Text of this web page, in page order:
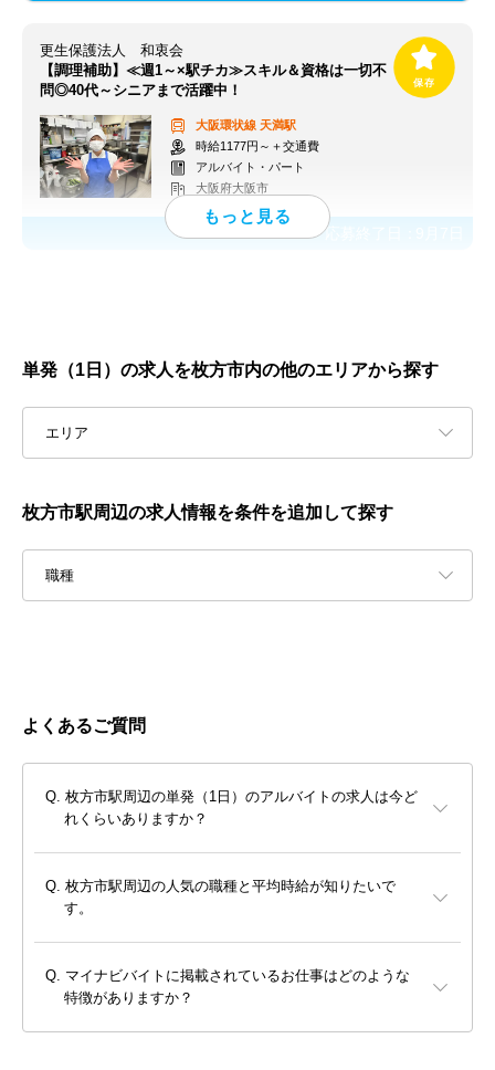
更生保護法人 和衷会
【調理補助】≪週1～×駅チカ≫スキル＆資格は一切不
問◎40代～シニアまで活躍中！
大阪環状線 天満駅
時給1177円～＋交通費
アルバイト・パート
大阪府大阪市
応募終了日：
単発（1日）の求人を枚方市内の他のエリアから探す
エリア
枚方市駅周辺の求人情報を条件を追加して探す
職種
よくあるご質問
枚方市駅周辺の単発（1日）のアルバイトの求人は今ど
れくらいありますか？
枚方市駅周辺の人気の職種と平均時給が知りたいで
す。
マイナビバイトに掲載されているお仕事はどのような
特徴がありますか？